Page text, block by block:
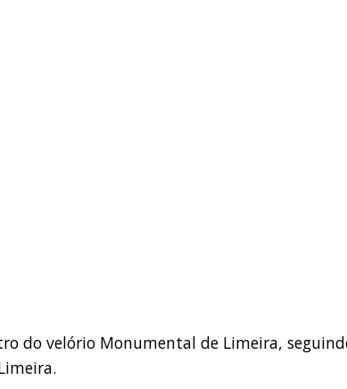
do velório Monumental de Limeira,